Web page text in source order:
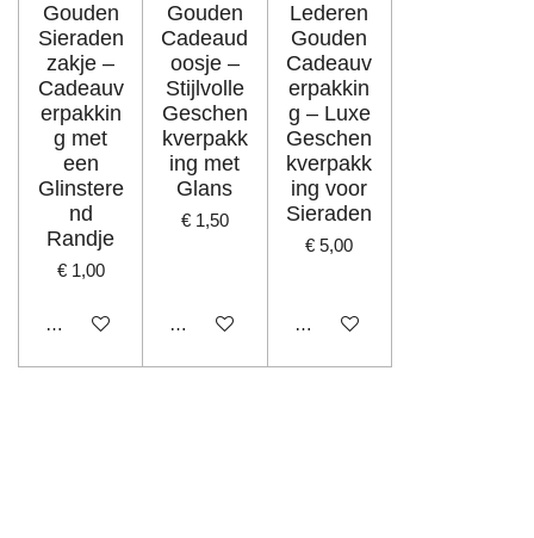
Gouden
Sieraden
zakje –
Cadeauv
erpakkin
g met
een
Glinstere
nd
Randje
€ 1,00
In winkelwagen
Gouden
Cadeaud
oosje –
Stijlvolle
Geschen
kverpakk
ing met
Glans
€ 1,50
In winkelwagen
Lederen
Gouden
Cadeauv
erpakkin
g – Luxe
Geschen
kverpakk
ing voor
Sieraden
€ 5,00
In winkelwagen